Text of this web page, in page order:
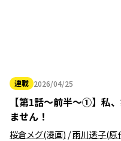
連載 2026/04/25
2026年04月25日
【第1話～前半～①】 私
ません！
桜倉メグ(漫画) /雨川透子(原